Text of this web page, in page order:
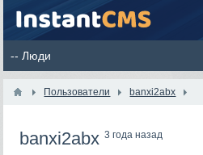
Пользователи banxi2abx
banxi2abx3 года назад